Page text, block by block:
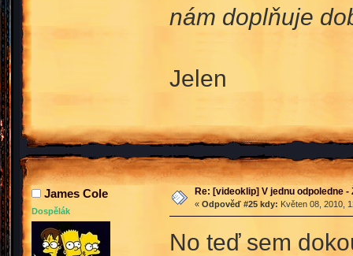
nám doplňuje
Jelen
James Cole
Dospělák
Re: [videoklip] V jednu odpoledne
« Odpověď #25 kdy: Květen 08, 2010,
No teď sem